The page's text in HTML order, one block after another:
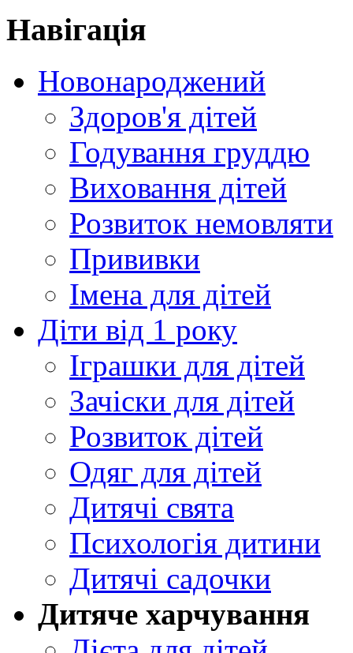
Навігація
Новонароджений
Здоров'я дітей
Годування груддю
Виховання дітей
Розвиток немовляти
Прививки
Імена для дітей
Діти від 1 року
Іграшки для дітей
Зачіски для дітей
Розвиток дітей
Одяг для дітей
Дитячі свята
Психологія дитини
Дитячі садочки
Дитяче харчування